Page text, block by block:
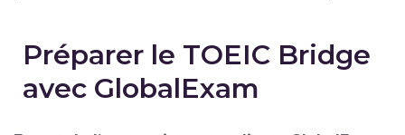
Préparer le TOEIC Bridge
avec GlobalExam